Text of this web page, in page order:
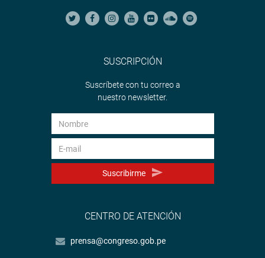
SUSCRIPCIÓN
Suscríbete con tu correo a
nuestro newsletter.
Suscribirme
CENTRO DE ATENCIÓN
prensa@congreso.gob.pe